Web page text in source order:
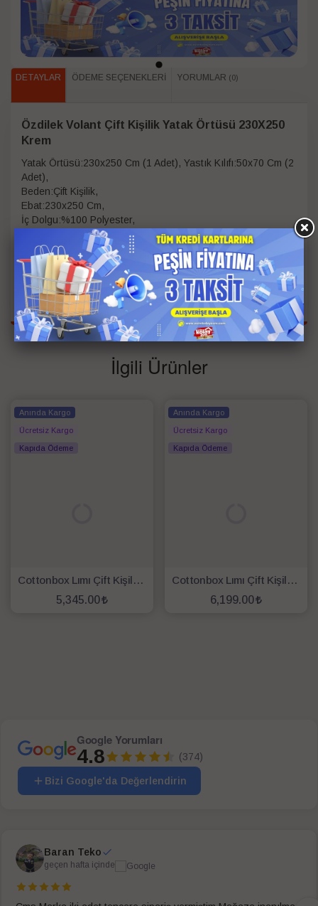
DETAYLAR ÖDEME SEÇENEKLERI YORUMLAR (0)
Özdilek Volant Çift Kişilik Yatak Örtüsü 230X250
Krem
Yatak Örtüsü:230x250 Cm (1 Adet), Yastık Kılıfı:50x70 Cm (2
Adet),
Beden:Çift Kişilik,
Ebat:230x250 Cm,
İç Dolgu:%100 Polyester,
Kumaş/Materyal Tipi:%40 Polyester %60 Pamuk
Kişi Bilgisi
Çift Kişilik
Renk
Krem
İlgili Ürünler
Anında Kargo
Ücretsiz Kargo
Kapıda Ödeme
Cottonbox Lımı Çift Kişilik Yatak Örtüsü & Nevresim Takımı Aldo Mint
5,345.00
Anında Kargo
Ücretsiz Kargo
Kapıda Ödeme
Cottonbox Lımı Çift Kişilik Yatak Örtüsü & Nevresim Takımı Luke Krem
6,199.00
Google Yorumları
4.8 (374)
Bizi Google'da Değerlendirin
Baran Teko
geçen hafta içinde